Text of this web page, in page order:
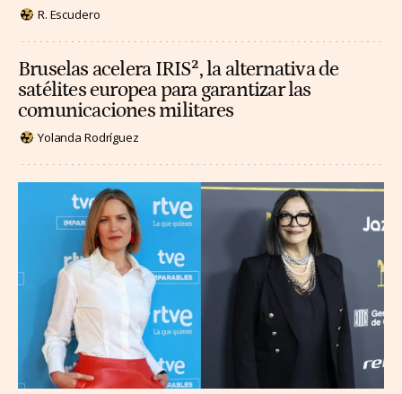
R. Escudero
Bruselas acelera IRIS², la alternativa de
satélites europea para garantizar las
comunicaciones militares
Yolanda Rodríguez